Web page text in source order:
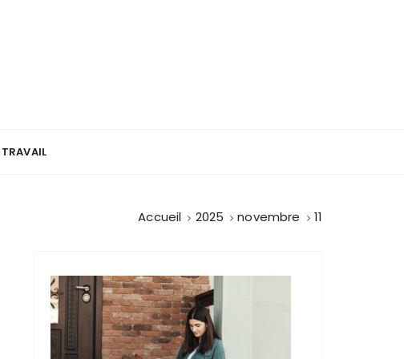
TRAVAIL
Accueil 2025 novembre 11